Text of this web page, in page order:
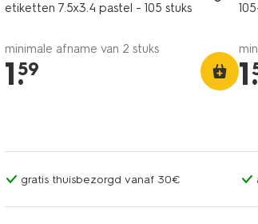
etiketten 7.5x3.4 pastel - 105 stuks
minimale afname van 2 stuks
1.
59 1.
gratis thuisbezorgd vanaf 30€